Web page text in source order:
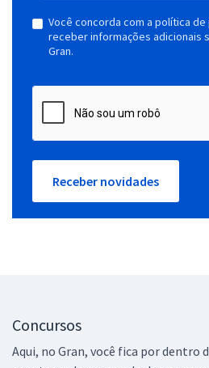
Você concorda com a política
receber informações adicionais
Gran.
Receber novidades
Concursos
Aqui, no Gran, você fica por dentro